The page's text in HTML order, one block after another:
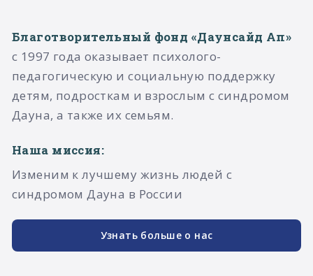
Благотворительный фонд «Даунсайд Ап»
с 1997 года оказывает психолого-
педагогическую и социальную поддержку
детям, подросткам и взрослым с синдромом
Дауна, а также их семьям.​
Наша миссия:
Изменим к лучшему жизнь людей с
синдромом Дауна в России
Узнать больше о нас